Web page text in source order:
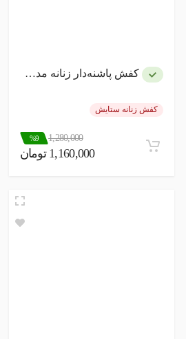
کفش پاشنه‌دار زنانه مدل چرم
کفش زنانه ستایش
1,280,000
%9
1,160,000 تومان